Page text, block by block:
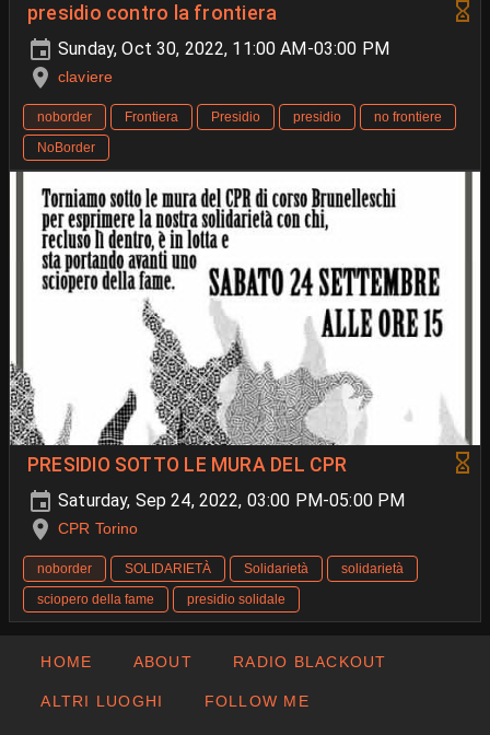
presidio contro la frontiera
Sunday, Oct 30, 2022, 11:00 AM-03:00 PM
claviere
noborder Frontiera Presidio presidio
no frontiere
NoBorder
PRESIDIO SOTTO LE MURA DEL CPR
Saturday, Sep 24, 2022, 03:00 PM-05:00 PM
CPR Torino
noborder SOLIDARIETÀ Solidarietà
solidarietà
sciopero della fame
presidio solidale
HOME ABOUT RADIO BLACKOUT
ALTRI LUOGHI FOLLOW ME